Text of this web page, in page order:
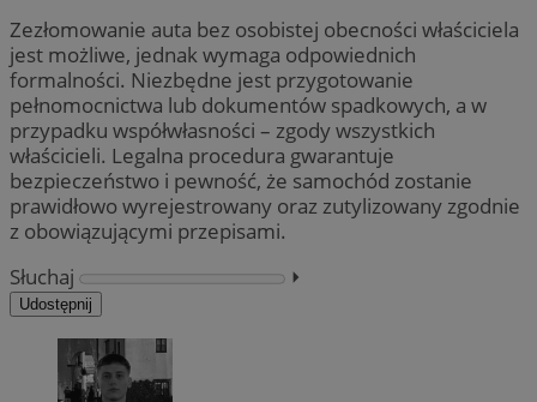
Zezłomowanie auta bez osobistej obecności właściciela
jest możliwe, jednak wymaga odpowiednich
formalności. Niezbędne jest przygotowanie
pełnomocnictwa lub dokumentów spadkowych, a w
przypadku współwłasności – zgody wszystkich
właścicieli. Legalna procedura gwarantuje
bezpieczeństwo i pewność, że samochód zostanie
prawidłowo wyrejestrowany oraz zutylizowany zgodnie
z obowiązującymi przepisami.
Słuchaj
⏵︎
Udostępnij